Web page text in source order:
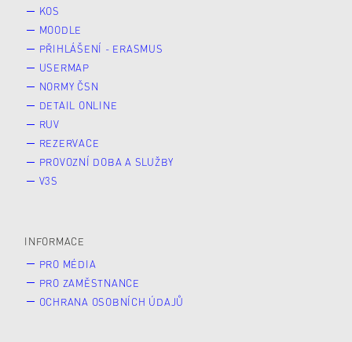
KOS
MOODLE
PŘIHLÁŠENÍ - ERASMUS
USERMAP
NORMY ČSN
DETAIL ONLINE
RUV
REZERVACE
PROVOZNÍ DOBA A SLUŽBY
V3S
INFORMACE
PRO MÉDIA
PRO ZAMĚSTNANCE
OCHRANA OSOBNÍCH ÚDAJŮ